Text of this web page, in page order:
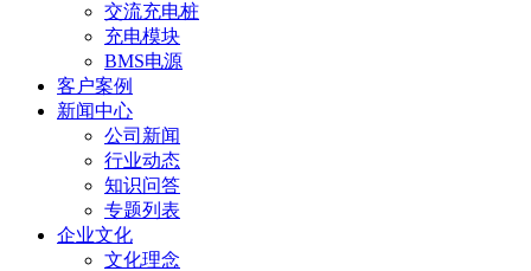
交流充电桩
充电模块
BMS电源
客户案例
新闻中心
公司新闻
行业动态
知识问答
专题列表
企业文化
文化理念